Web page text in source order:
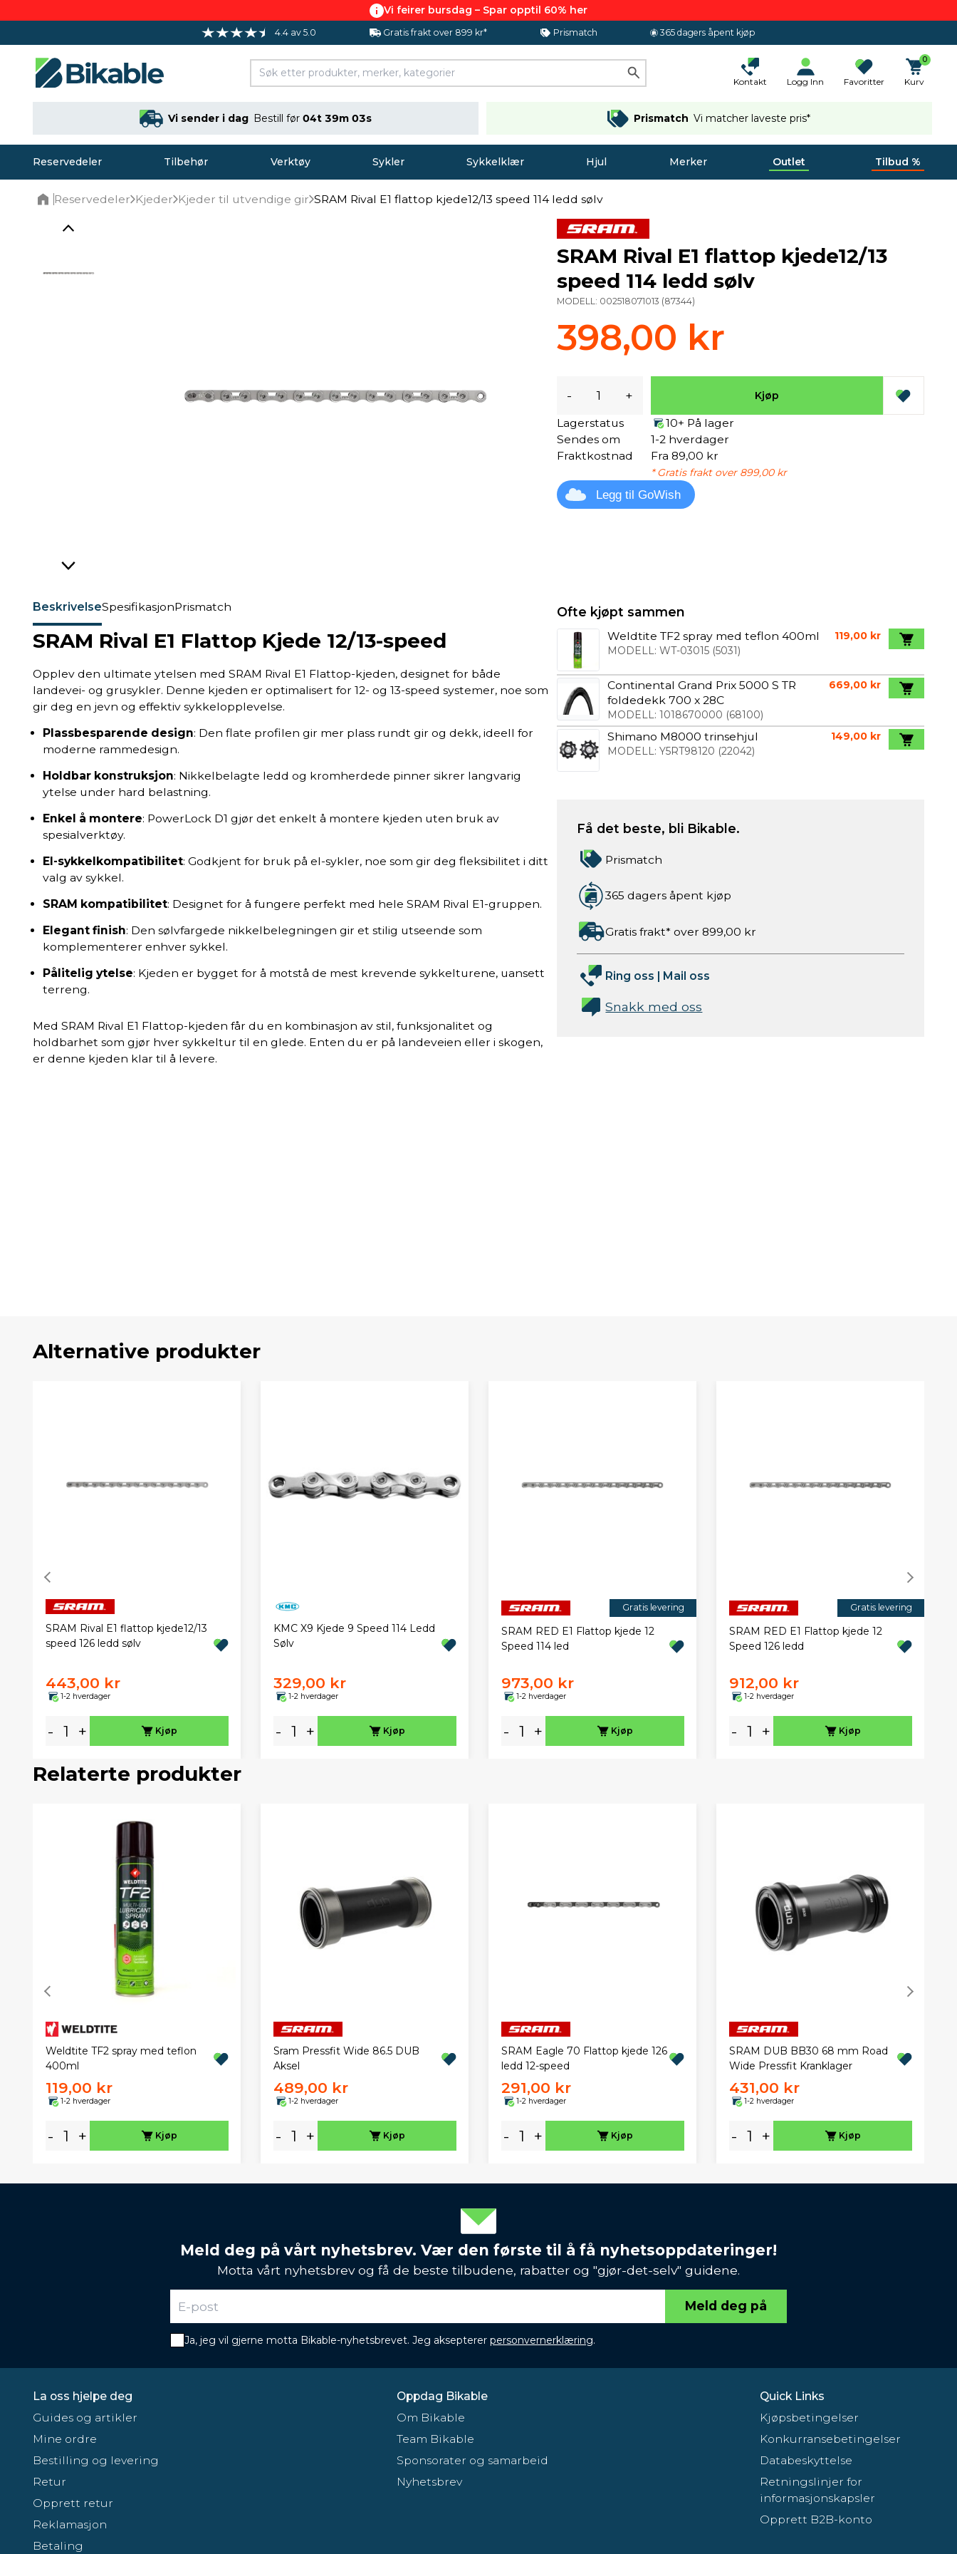
Vi feirer bursdag – Spar opptil 60% her
4.4 av 5.0 Gratis frakt over 899 kr* Prismatch 365 dagers åpent kjøp
Kontakt Logg Inn Favoritter
0
Kurv
Vi sender i dag Bestill før 04t 39m 03s Prismatch Vi matcher laveste pris*
Reservedeler Tilbehør Verktøy Sykler Sykkelklær Hjul Merker Outlet Tilbud %
Reservedeler Kjeder Kjeder til utvendige gir SRAM Rival E1 flattop kjede12/13 speed 114 ledd sølv
BeskrivelseSpesifikasjonPrismatch
SRAM Rival E1 Flattop Kjede 12/13-speed
Opplev den ultimate ytelsen med SRAM Rival E1 Flattop-kjeden, designet for både
landevei- og grusykler. Denne kjeden er optimalisert for 12- og 13-speed systemer, noe som
gir deg en jevn og effektiv sykkelopplevelse.
Plassbesparende design: Den flate profilen gir mer plass rundt gir og dekk, ideell for
moderne rammedesign.
Holdbar konstruksjon: Nikkelbelagte ledd og kromherdede pinner sikrer langvarig
ytelse under hard belastning.
Enkel å montere: PowerLock D1 gjør det enkelt å montere kjeden uten bruk av
spesialverktøy.
El-sykkelkompatibilitet: Godkjent for bruk på el-sykler, noe som gir deg fleksibilitet i ditt
valg av sykkel.
SRAM kompatibilitet: Designet for å fungere perfekt med hele SRAM Rival E1-gruppen.
Elegant finish: Den sølvfargede nikkelbelegningen gir et stilig utseende som
komplementerer enhver sykkel.
Pålitelig ytelse: Kjeden er bygget for å motstå de mest krevende sykkelturene, uansett
terreng.
Med SRAM Rival E1 Flattop-kjeden får du en kombinasjon av stil, funksjonalitet og
holdbarhet som gjør hver sykkeltur til en glede. Enten du er på landeveien eller i skogen,
er denne kjeden klar til å levere.
SRAM Rival E1 flattop kjede12/13
speed 114 ledd sølv
MODELL: 002518071013 (87344)
398,00 kr
- + Kjøp
Lagerstatus
10+ På lager
Sendes om
1-2 hverdager
Fraktkostnad
Fra 89,00 kr
* Gratis frakt over 899,00 kr
Legg til GoWish
Ofte kjøpt sammen
Weldtite TF2 spray med teflon 400ml
MODELL: WT-03015(5031)
119,00 kr
Continental Grand Prix 5000 S TR
foldedekk 700 x 28C
MODELL: 1018670000 (68100)
669,00 kr
Shimano M8000 trinsehjul
MODELL: Y5RT98120 (22042)
149,00 kr
Få det beste, bli Bikable.
Prismatch
365 dagers åpent kjøp
Gratis frakt* over 899,00 kr
Ring oss | Mail oss
Snakk med oss
Alternative produkter
SRAM Rival E1 flattop kjede12/13
speed 126 ledd sølv
443,00 kr
1-2 hverdager
- + Kjøp
KMC X9 Kjede 9 Speed 114 Ledd
Sølv
329,00 kr
1-2 hverdager
- + Kjøp
Gratis levering
SRAM RED E1 Flattop kjede 12
Speed 114 led
973,00 kr
1-2 hverdager
- + Kjøp
Gratis levering
SRAM RED E1 Flattop kjede 12
Speed 126 ledd
912,00 kr
1-2 hverdager
- + Kjøp
Relaterte produkter
Weldtite TF2 spray med teflon
400ml
119,00 kr
1-2 hverdager
- + Kjøp
Sram Pressfit Wide 86.5 DUB
Aksel
489,00 kr
1-2 hverdager
- + Kjøp
SRAM Eagle 70 Flattop kjede 126
ledd 12-speed
291,00 kr
1-2 hverdager
- + Kjøp
SRAM DUB BB30 68 mm Road
Wide Pressfit Kranklager
431,00 kr
1-2 hverdager
- + Kjøp
Meld deg på vårt nyhetsbrev. Vær den første til å få nyhetsoppdateringer!
Motta vårt nyhetsbrev og få de beste tilbudene, rabatter og "gjør-det-selv" guidene.
Meld deg på
Ja, jeg vil gjerne motta Bikable-nyhetsbrevet. Jeg aksepterer personvernerklæring.
La oss hjelpe deg
Guides og artikler
Mine ordre
Bestilling og levering
Retur
Opprett retur
Reklamasjon
Betaling
Oppdag Bikable
Om Bikable
Team Bikable
Sponsorater og samarbeid
Nyhetsbrev
Quick Links
Kjøpsbetingelser
Konkurransebetingelser
Databeskyttelse
Retningslinjer for
informasjonskapsler
Opprett B2B-konto